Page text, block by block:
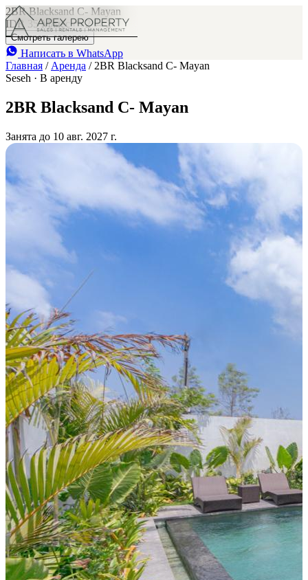
2BR Blacksand C- Mayan
IDR 35 M/мес 2 2
Смотреть галерею
Написать в WhatsApp
Главная / Аренда / 2BR Blacksand C- Mayan
Seseh · В аренду
2BR Blacksand C- Mayan
Занята до 10 авг. 2027 г.